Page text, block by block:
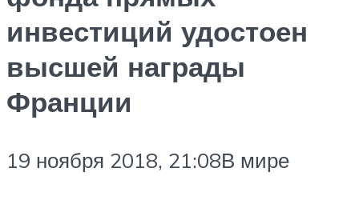
инвестиций удостоен
высшей награды
Франции
19 ноября 2018, 21:08В мире